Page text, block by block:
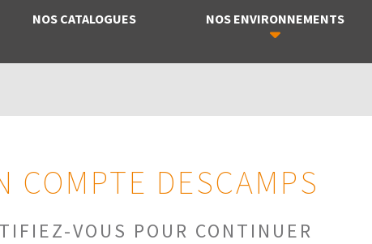
NOS CATALOGUES NOS ENVIRONNEMENTS
COMPTE DESCAMPS
VOUS POUR CONTINUER